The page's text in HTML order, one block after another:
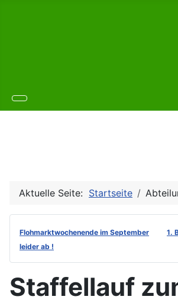
Aktuelle Seite: Startseite
Flohmarktwochenende im September 1.
leider ab !
Staffellauf